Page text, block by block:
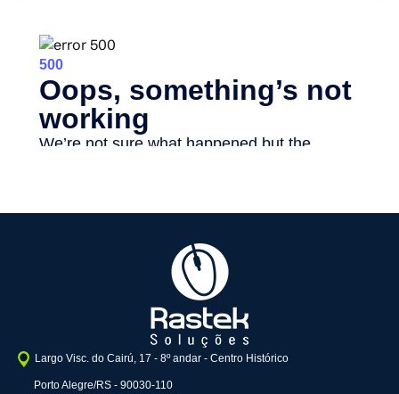
Largo Visc. do Cairú, 17 - 8º andar - Centro Histórico
Porto Alegre/RS - 90030-110